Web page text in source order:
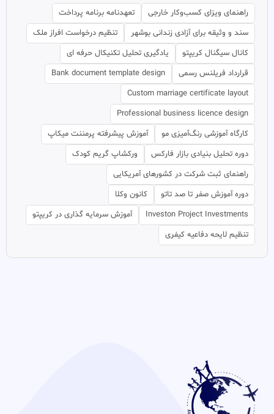
راهنمای ویزای کسب‌وکار خارجی
تعهدنامه برنامه پرداخت
سند و وثیقه برای آزادی زندانی بوشهر
تنظیم درخواست افراز ملک
کانال سیگنال کریپتو
یادگیری تحلیل تکنیکال حرفه ای
قرارداد فریلنس رسمی
Bank document template design
Custom marriage certificate layout
Professional business licence design
کارگاه آموزشی رنگ‌آمیزی مو
آموزش پیشرفته پرمننت میکاپ
دوره تحلیل بنیادی بازار فارکس
ورکشاپ گریم کودک
راهنمای ثبت شرکت در کشورهای آمریکایی
دوره آموزش صفر تا صد تاتو
کانون وکلا
Investon Project Investments
آموزش سرمایه گذاری در کریپتو
تنظیم لایحه دفاعیه کیفری